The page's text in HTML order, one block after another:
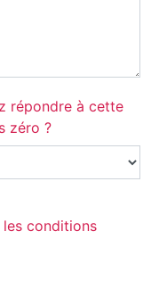
répondre à cette
zéro ?
conditions